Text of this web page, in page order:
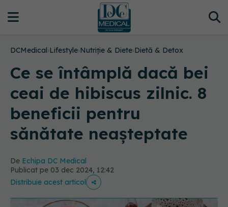
DCMedical›Lifestyle›Nutriție & Diete›Dietă & Detox
Ce se întâmplă dacă bei
ceai de hibiscus zilnic. 8
beneficii pentru
sănătate neașteptate
De Echipa DC Medical
Publicat pe 03 dec 2024, 12:42
Distribuie acest articol